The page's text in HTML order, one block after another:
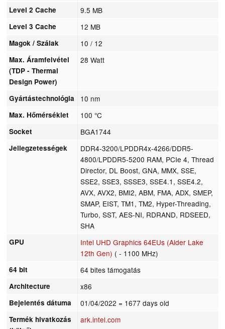
Level 2 Cache 9.5 MB
Level 3 Cache 12 MB
Magok / Szálak 10 / 12
Max. Áramfelvétel
(TDP - Thermal
Design Power)
28 Watt
Gyártástechnológia 10 nm
Max. Hőmérséklet 100 °C
Socket BGA1744
Jellegzetességek
DDR4-3200/LPDDR4x-4266/DDR5-
4800/LPDDR5-5200 RAM, PCIe 4, Thread
Director, DL Boost, GNA, MMX, SSE,
SSE2, SSE3, SSSE3, SSE4.1, SSE4.2,
AVX, AVX2, BMI2, ABM, FMA, ADX, SMEP,
SMAP, EIST, TM1, TM2, Hyper-Threading,
Turbo, SST, AES-NI, RDRAND, RDSEED,
SHA
GPU
Intel UHD Graphics 64EUs (Alder Lake
12th Gen) ( - 1100 MHz)
64 bit 64 bites támogatás
Architecture x86
Bejelentés dátuma 01/04/2022 = 1677 days old
Termék hivatkozás
ark.intel.com